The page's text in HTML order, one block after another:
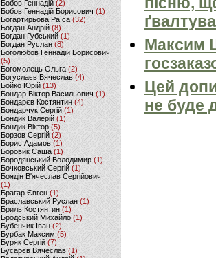
Бобов Геннадій (2)
Бобов Геннадій Борисович (1)
Богартирьова Раїса (32)
Богдан Андрій(8)
Богдан Губський (1)
Богдан Руслан(8)
Боголюбов Геннадій Борисович
(5)
Богомолець Ольга (2)
Богуслаєв Вячеслав (4)
Бойко Юрій (13)
Бондар Віктор Васильович (1)
Бондарєв Костянтин (4)
Бондарчук Сергій(1)
Бондик Валерій (1)
Бондик Віктор(5)
Борзов Сергiй (2)
Борис Адамов(1)
Боровик Саша (1)
Бородянський Володимир (1)
Бочковський Сергій (1)
Боядін В'ячеслав Сергійович
(1)
Брагар Євген (1)
Браславський Руслан (1)
Бриль Костянтин (1)
Бродський Михайло (1)
Бубенчик Іван(2)
Бурбак Максим (5)
Буряк Сергій (7)
Бусарєв Вячеслав (1)
Максим
Цей
не буде